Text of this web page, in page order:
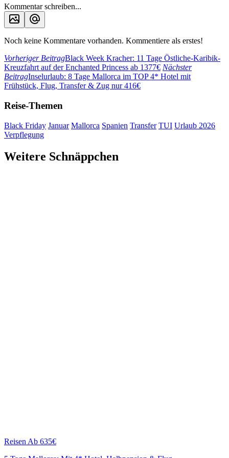
Kommentar schreiben...
Noch keine Kommentare vorhanden. Kommentiere als erstes!
Vorheriger BeitragBlack Week Kracher: 11 Tage Östliche-Karibik-
Kreuzfahrt auf der Enchanted Princess ab 1377€ Nächster
BeitragInselurlaub: 8 Tage Mallorca im TOP 4* Hotel mit
Frühstück, Flug, Transfer & Zug nur 416€
Reise-Themen
Black Friday Januar Mallorca Spanien Transfer TUI Urlaub 2026
Verpflegung
Weitere Schnäppchen
ReisenAb 635€